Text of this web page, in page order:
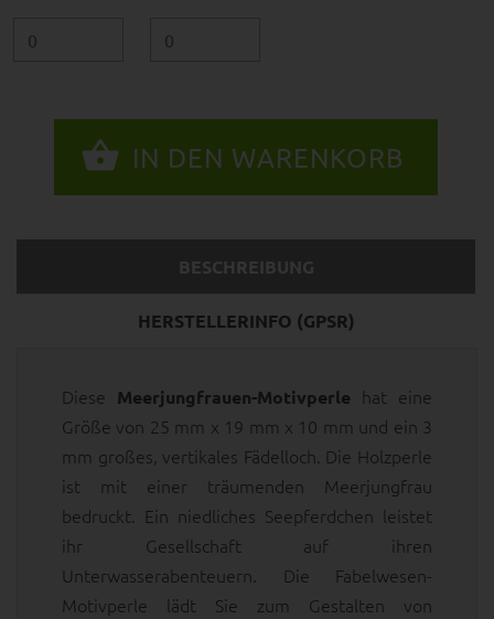
BESCHREIBUNG
HERSTELLERINFO (GPSR)
Diese Meerjungfrauen-Motivperle hat eine
Größe von 25 mm x 19 mm x 10 mm und ein 3
mm großes, vertikales Fädelloch. Die Holzperle
ist mit einer träumenden Meerjungfrau
bedruckt. Ein niedliches Seepferdchen leistet
ihr Gesellschaft auf ihren
Unterwasserabenteuern. Die Fabelwesen-
Motivperle lädt Sie zum Gestalten von